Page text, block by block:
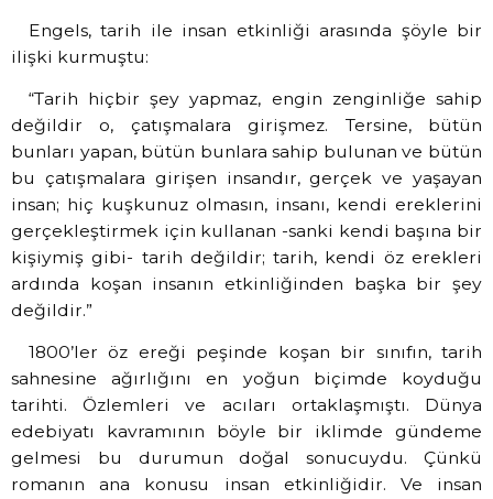
Engels, tarih ile insan etkinliği arasında şöyle bir
ilişki kurmuştu:
“Tarih hiçbir şey yapmaz, engin zenginliğe sahip
değildir o, çatışmalara girişmez. Tersine, bütün
bunları yapan, bütün bunlara sahip bulunan ve bütün
bu çatışmalara girişen insandır, gerçek ve yaşayan
insan; hiç kuşkunuz olmasın, insanı, kendi ereklerini
gerçekleştirmek için kullanan -sanki kendi başına bir
kişiymiş gibi- tarih değildir; tarih, kendi öz erekleri
ardında koşan insanın etkinliğinden başka bir şey
değildir.”
1800’ler öz ereği peşinde koşan bir sınıfın, tarih
sahnesine ağırlığını en yoğun biçimde koyduğu
tarihti. Özlemleri ve acıları ortaklaşmıştı. Dünya
edebiyatı kavramının böyle bir iklimde gündeme
gelmesi bu durumun doğal sonucuydu. Çünkü
romanın ana konusu insan etkinliğidir. Ve insan